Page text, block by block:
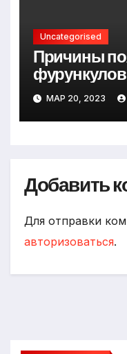
Uncategorised
Причины
МАР 20, 2023
Добавить
Для отправки
авторизоваться.